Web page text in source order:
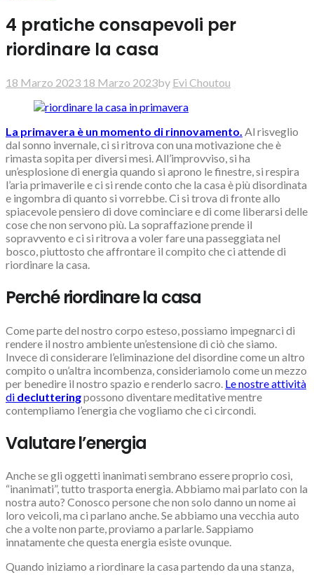
4 pratiche consapevoli per
riordinare la casa
18 Marzo 2023 18 Marzo 2023by Evi Choutou
La primavera è un momento di rinnovamento. Al risveglio
dal sonno invernale, ci si ritrova con una motivazione che è
rimasta sopita per diversi mesi. All’improvviso, si ha
un’esplosione di energia quando si aprono le finestre, si respira
l’aria primaverile e ci si rende conto che la casa è più disordinata
e ingombra di quanto si vorrebbe. Ci si trova di fronte allo
spiacevole pensiero di dove cominciare e di come liberarsi delle
cose che non servono più. La sopraffazione prende il
sopravvento e ci si ritrova a voler fare una passeggiata nel
bosco, piuttosto che affrontare il compito che ci attende di
riordinare la casa.
Perché riordinare la casa
Come parte del nostro corpo esteso, possiamo impegnarci di
rendere il nostro ambiente un’estensione di ciò che siamo.
Invece di considerare l’eliminazione del disordine come un altro
compito o un’altra incombenza, consideriamolo come un mezzo
per benedire il nostro spazio e renderlo sacro. Le nostre attività
di declutteringpossono diventare meditative mentre
contempliamo l’energia che vogliamo che ci circondi.
Valutare l’energia
Anche se gli oggetti inanimati sembrano essere proprio così,
“inanimati”, tutto trasporta energia. Abbiamo mai parlato con la
nostra auto? Conosco persone che non solo danno un nome ai
loro veicoli, ma ci parlano anche. Se abbiamo una vecchia auto
che a volte non parte, proviamo a parlarle. Sappiamo
innatamente che questa energia esiste ovunque.
Quando iniziamo a riordinare la casa partendo da una stanza,